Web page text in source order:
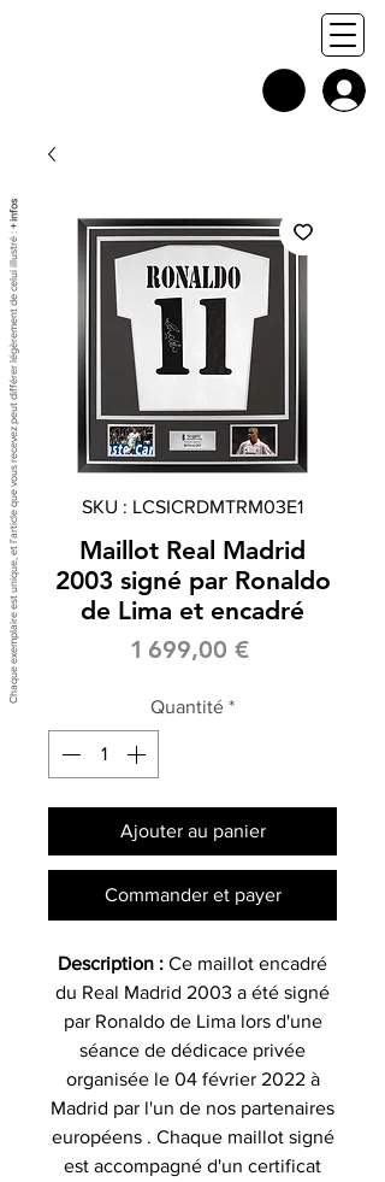
SKU : LCSICRDMTRM03E1
Maillot Real Madrid
2003 signé par Ronaldo
de Lima et encadré
1 699,00 €Prix
Quantité *
Ajouter au panier
Commander et payer
Description : Ce maillot encadré
du Real Madrid 2003 a été signé
par Ronaldo de Lima lors d'une
séance de dédicace privée
organisée le 04 février 2022 à
Madrid par l'un de nos partenaires
européens . Chaque maillot signé
est accompagné d'un certificat
Chaque exemplaire est unique, et l'article que vous recevez peut différer légèrement de celui illustré :
+ infos